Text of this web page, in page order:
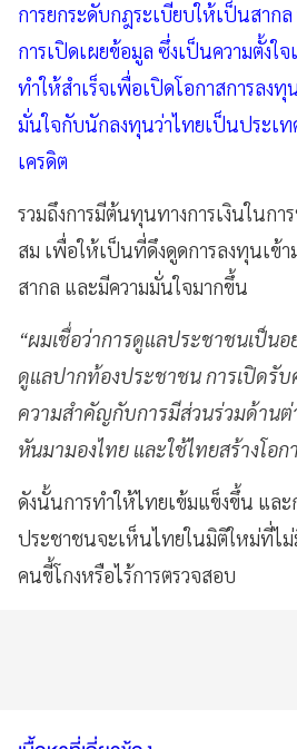
การยกระดับกฎระเบียบให้เป็นสาก
การเปิดเผยข้อมูล ซึ่งเป็นความตั้งใ
ทำให้สำเร็จเพื่อเปิดโอกาสการลงทุ
มั่นใจกับนักลงทุนว่าไทยเป็นประเ
เครดิต
รวมถึงการมีต้นทุนทางการเงินในกา
สม เพื่อให้เป็นที่ดึงดูดการลงทุนเข้า
สากล และมีความมั่นใจมากขึ้น
“ผมเชื่อว่าการดูแลประชาชนเป็น
ดูแลปากท้องประชาชน การเปิดรับ
ความสำคัญกับการมีส่วนร่วมด้านต่
หันมามองไทย และใช้ไทยสร้างโอก
ดังนั้นการทำให้ไทยเข้มแข็งขึ้น และ
ประชาชนจะเห็นไทยในมิติใหม่ที่ไม่
คนขี้โกงหรือไร้การตรวจสอบ